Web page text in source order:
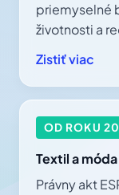
priemyselné
životnosti a
Zistiť viac
OD ROKU
Textil a móda
Právny akt